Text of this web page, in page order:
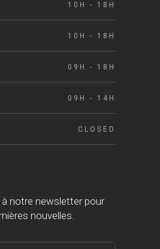
10H - 18H
10H - 18H
09H - 18H
09H - 14H
CLOSED
notre newsletter pour
nouvelles.